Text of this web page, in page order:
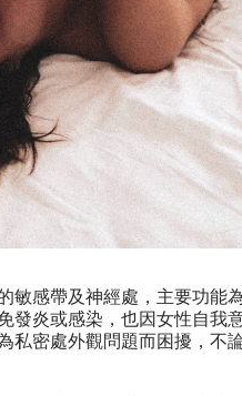
敏感帶及神經處，主要功能
發炎或感染，也因女性自我
私密處外觀問題而困擾，